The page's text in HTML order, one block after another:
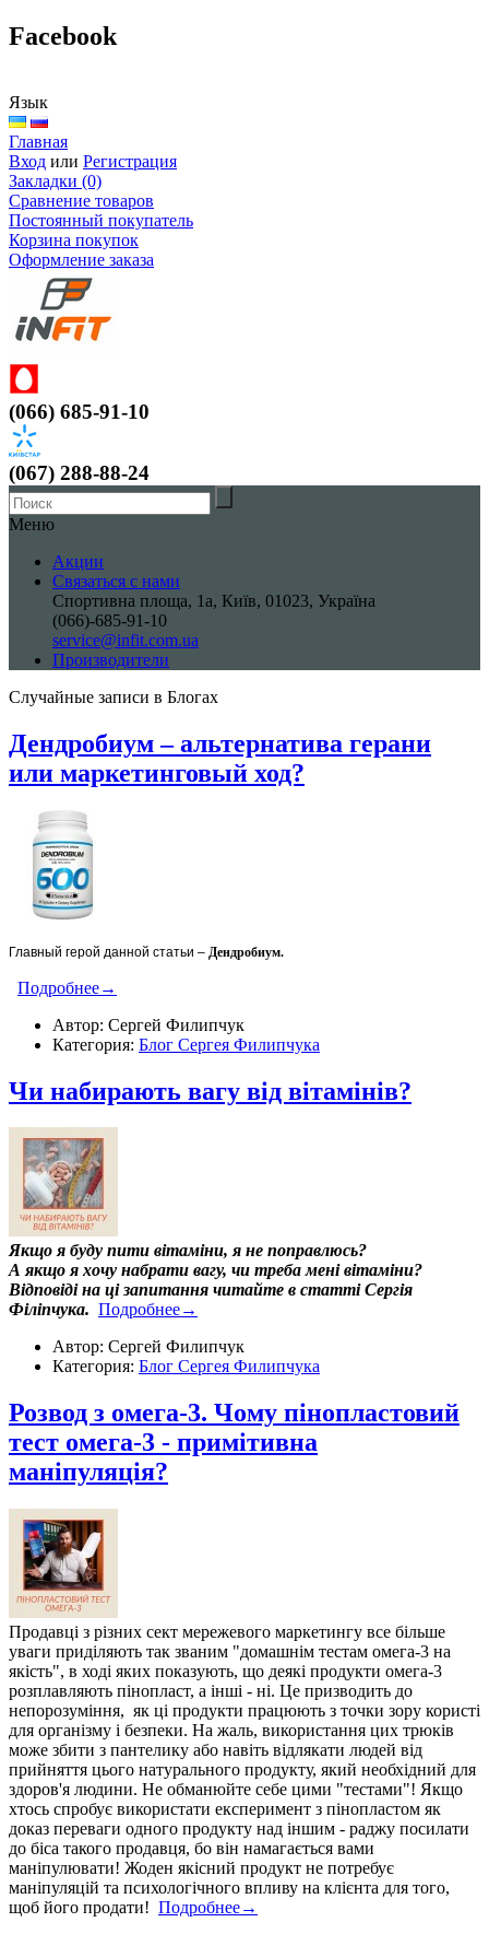
Facebook
Язык
Главная
Вход или Регистрация
Закладки (0)
Сравнение товаров
Постоянный покупатель
Корзина покупок
Оформление заказа
(066) 685-91-10
(067) 288-88-24
Меню
Акции
Связаться с нами
Спортивна площа, 1a, Київ, 01023, Україна
(066)-685-91-10
service@infit.com.ua
Производители
Случайные записи в Блогах
Дендробиум – альтернатива герани
или маркетинговый ход?
Главный герой данной статьи – Дендробиум.
Подробнее→
Автор: Сергей Филипчук
Категория: Блог Сергея Филипчука
Чи набирають вагу від вітамінів?
Якщо я буду пити вітаміни, я не поправлюсь?
А якщо я хочу набрати вагу, чи треба мені вітаміни?
Відповіді на ці запитання читайте в статті Сергія
Філіпчука. Подробнее→
Автор: Сергей Филипчук
Категория: Блог Сергея Филипчука
Розвод з омега-3. Чому пінопластовий
тест омега-3 - примітивна
маніпуляція?
Продавці з різних сект мережевого маркетингу все більше
уваги приділяють так званим "домашнім тестам омега-3 на
якість", в ході яких показують, що деякі продукти омега-3
розплавляють пінопласт, а інші - ні. Це призводить до
непорозуміння, як ці продукти працюють з точки зору користі
для організму і безпеки. На жаль, використання цих трюків
може збити з пантелику або навіть відлякати людей від
прийняття цього натурального продукту, який необхідний для
здоров'я людини. Не обманюйте себе цими "тестами"! Якщо
хтось спробує використати експеримент з пінопластом як
доказ переваги одного продукту над іншим - раджу посилати
до біса такого продавця, бо він намагається вами
маніпулювати! Жоден якісний продукт не потребує
маніпуляцій та психологічного впливу на клієнта для того,
щоб його продати! Подробнее→